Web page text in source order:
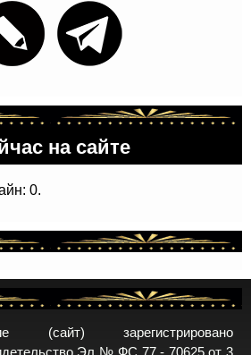
на сайте
0.
(сайт) зарегистрировано